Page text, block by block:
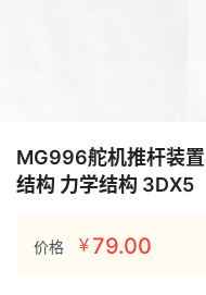
MG996舵机推杆装
结构 力学结构 3DX5
价格 ¥ 79.00